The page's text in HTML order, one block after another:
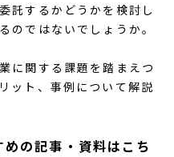
託するかどうかを検討し
のではないでしょうか。
に関する課題を踏まえつ
ット、事例について解説
の記事・資料はこち